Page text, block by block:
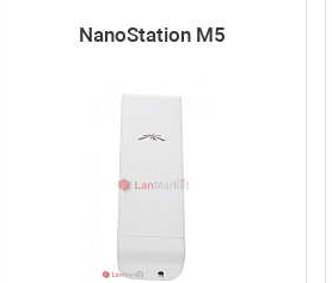
NanoStation M5